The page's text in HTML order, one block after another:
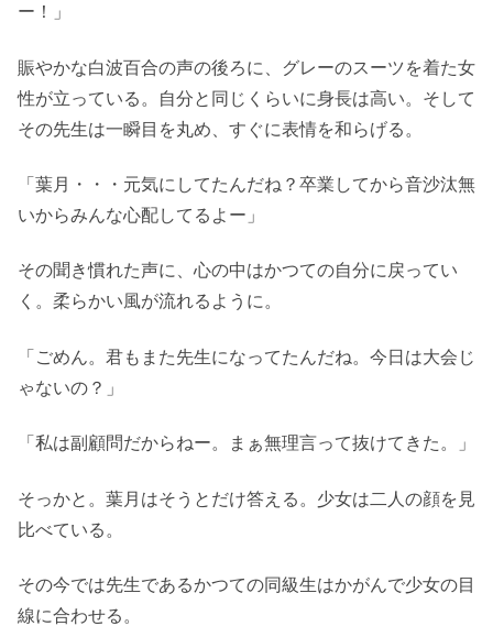
ー！」
賑やかな白波百合の声の後ろに、グレーのスーツを着た女
性が立っている。自分と同じくらいに身長は高い。そして
その先生は一瞬目を丸め、すぐに表情を和らげる。
「葉月・・・元気にしてたんだね？卒業してから音沙汰無
いからみんな心配してるよー」
その聞き慣れた声に、心の中はかつての自分に戻ってい
く。柔らかい風が流れるように。
「ごめん。君もまた先生になってたんだね。今日は大会じ
ゃないの？」
「私は副顧問だからねー。まぁ無理言って抜けてきた。」
そっかと。葉月はそうとだけ答える。少女は二人の顔を見
比べている。
その今では先生であるかつての同級生はかがんで少女の目
線に合わせる。